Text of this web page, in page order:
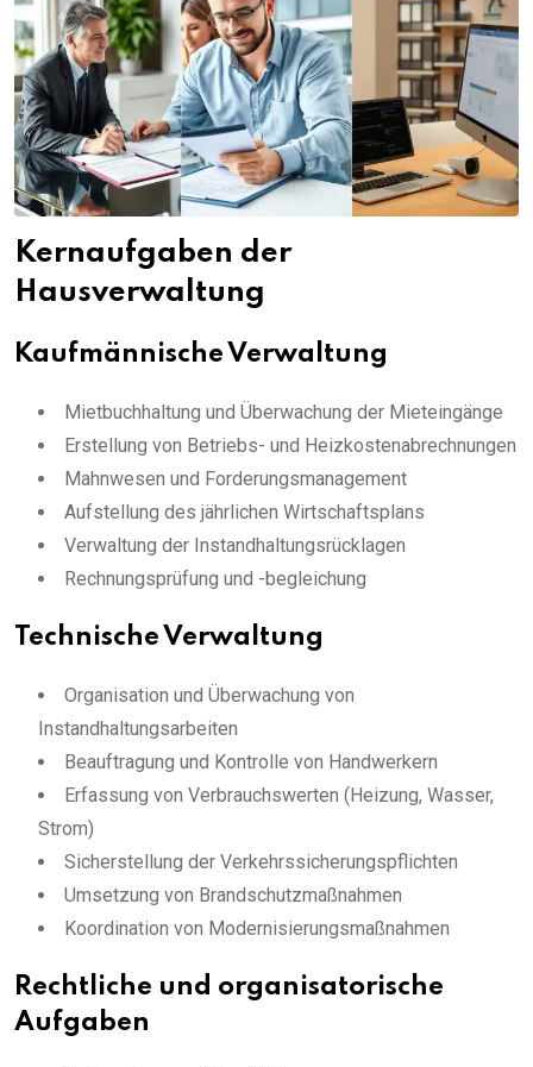
Kernaufgaben der
Hausverwaltung
Kaufmännische Verwaltung
Mietbuchhaltung und Überwachung der Mieteingänge
Erstellung von Betriebs- und Heizkostenabrechnungen
Mahnwesen und Forderungsmanagement
Aufstellung des jährlichen Wirtschaftsplans
Verwaltung der Instandhaltungsrücklagen
Rechnungsprüfung und -begleichung
Technische Verwaltung
Organisation und Überwachung von
Instandhaltungsarbeiten
Beauftragung und Kontrolle von Handwerkern
Erfassung von Verbrauchswerten (Heizung, Wasser,
Strom)
Sicherstellung der Verkehrssicherungspflichten
Umsetzung von Brandschutzmaßnahmen
Koordination von Modernisierungsmaßnahmen
Rechtliche und organisatorische
Aufgaben